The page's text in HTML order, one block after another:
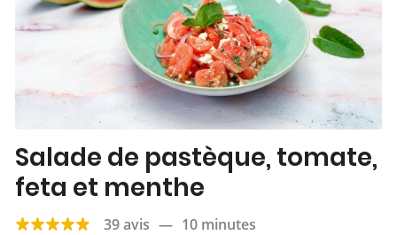
Salade de pastèque, tomate,
feta et menthe
39 avis — 10 minutes